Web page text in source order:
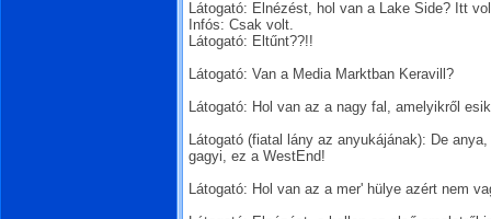
Látogató: Elnézést, hol van a Lake Side? Itt
Infós: Csak volt.
Látogató: Eltűnt??!!
Látogató: Van a Media Marktban Keravill?
Látogató: Hol van az a nagy fal, amelyikről
Látogató (fiatal lány az anyukájának): De
gagyi, ez a WestEnd!
Látogató: Hol van az a mer' hülye azért nem